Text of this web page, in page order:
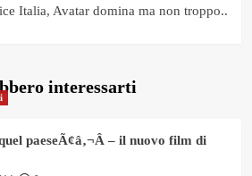
Italia, Avatar domina ma non troppo..
interessarti
paeseÃ¢â‚¬Â – il nuovo film di